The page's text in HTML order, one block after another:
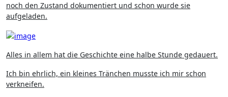
noch den Zustand dokumentiert und schon wurde sie
aufgeladen.
Alles in allem hat die Geschichte eine halbe Stunde gedauert.
Ich bin ehrlich, ein kleines Tränchen musste ich mir schon
verkneifen.